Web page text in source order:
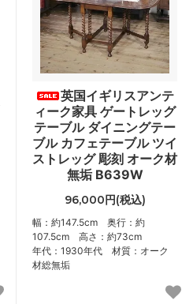
英国イギリスアンテ
ィーク家具 ゲートレッグ
テーブル ダイニングテー
ブル カフェテーブル ツイ
ストレッグ 彫刻 オーク材
無垢 B639W
96,000円(税込)
幅：約147.5cm 奥行：約
107.5cm 高さ：約73cm
年代：1930年代 材質：オーク
材総無垢